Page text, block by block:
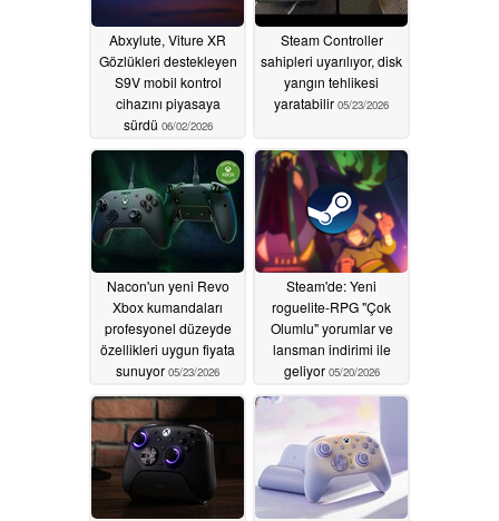
Abxylute, Viture XR
Gözlükleri destekleyen
S9V mobil kontrol
cihazını piyasaya
sürdü 06/02/2026
Steam Controller
sahipleri uyarılıyor, disk
yangın tehlikesi
yaratabilir 05/23/2026
Nacon'un yeni Revo
Xbox kumandaları
profesyonel düzeyde
özellikleri uygun fiyata
sunuyor 05/23/2026
Steam'de: Yeni
roguelite-RPG "Çok
Olumlu" yorumlar ve
lansman indirimi ile
geliyor 05/20/2026